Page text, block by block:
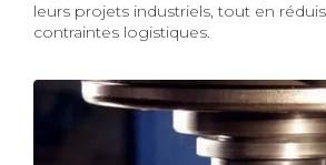
leurs projets industriels, tout en
contraintes logistiques.